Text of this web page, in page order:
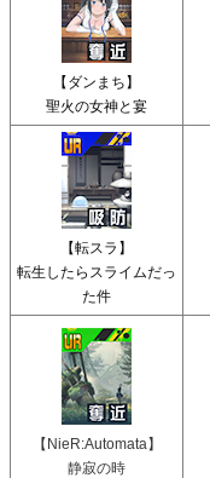
【ダンまち】
聖火の女神と宴
【転スラ】
転生したらスライムだっ
た件
【NieR:Automata】
静寂の時